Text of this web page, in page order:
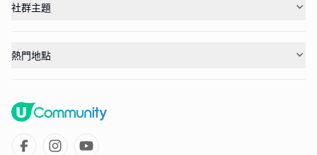
社群主題
熱門地點